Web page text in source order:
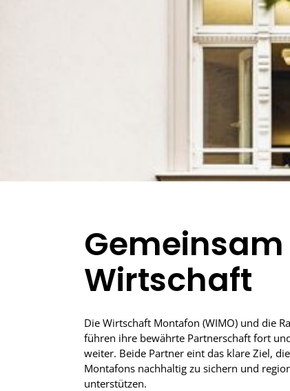
Wirtschaft
Die Wirtschaft Montafon (WIMO) und die
führen ihre bewährte Partnerschaft fort
weiter. Beide Partner eint das klare Ziel,
Montafons nachhaltig zu sichern und
unterstützen.